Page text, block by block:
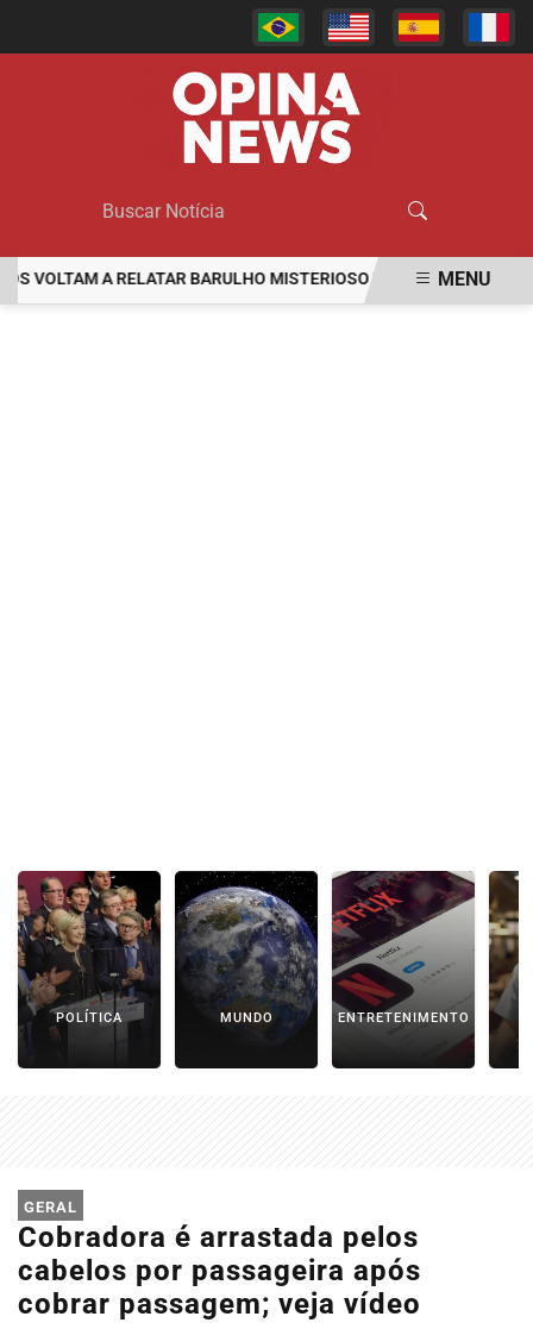
A RELATAR BARULHO MISTERIOSO VINDO DO MARMENU
POLÍTICA MUNDO ENTRETENIMENTO
GERAL
Cobradora é arrastada pelos
cabelos por passageira após
cobrar passagem; veja vídeo